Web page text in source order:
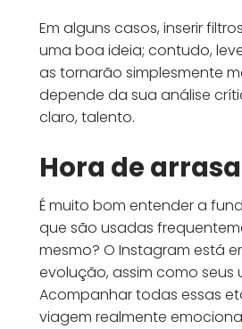
Em alguns casos, inserir
uma boa ideia; contudo,
as tornarão simplesmente
depende da sua análise
claro, talento.
Hora de
É muito bom entender a
que são usadas
mesmo? O Instagram está
evolução, assim como seus
Acompanhar todas essas
viagem realmente